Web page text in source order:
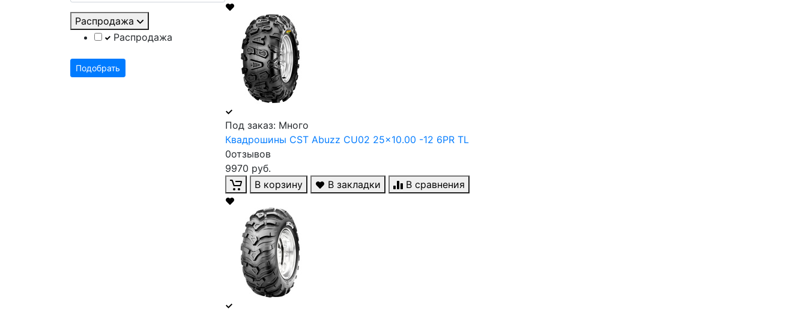
Распродажа
Распродажа
Подобрать
Под заказ: Много
Квадрошины CST Abuzz CU02 25x10.00 -12 6PR TL
0отзывов
9970 руб.
В корзину
В закладки В сравнения